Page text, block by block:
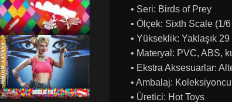
• Seri: Birds of Prey
• Ölçek: Sixth Scale (1/
• Yükseklik: Yaklaşık
• Materyal: PVC, ABS,
• Ekstra Aksesuarlar:
• Ambalaj:
• Üretici: Hot Toys